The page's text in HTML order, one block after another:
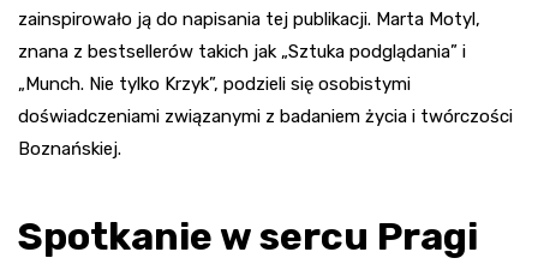
zainspirowało ją do napisania tej publikacji. Marta Motyl,
znana z bestsellerów takich jak „Sztuka podglądania” i
„Munch. Nie tylko Krzyk”, podzieli się osobistymi
doświadczeniami związanymi z badaniem życia i twórczości
Boznańskiej.
Spotkanie w sercu Pragi